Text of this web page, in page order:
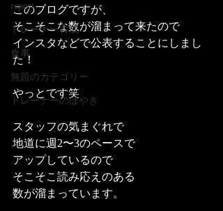
report
トレーナー育成
食事
無題のカテゴリー
トレーナーのぼやき
このブログですが、
そこそこな数が溜まって来たので
インスタなどで公表することにしまし
た！
やっとです笑
スタッフの気まぐれで
地道に週2〜3のペースで
アップしているので
そこそこ読み応えのある
数が溜まっています。